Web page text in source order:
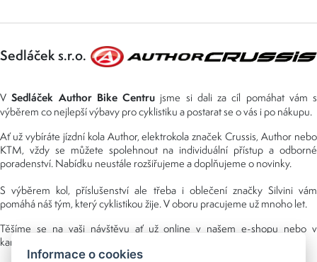
Sedláček s.r.o.
VSedláček Author Bike Centru jsme si dali za cíl pomáhat vám s
výběrem co nejlepší výbavy pro cyklistiku a postarat se o vás i po nákupu.
Ať už vybíráte jízdní kola Author, elektrokola značek Crussis, Author nebo
KTM, vždy se můžete spolehnout na individuální přístup a odborné
poradenství. Nabídku neustále rozšiřujeme a doplňujeme o novinky.
S výběrem kol, příslušenství ale třeba i oblečení značky Silvini vám
pomáhá náš tým, který cyklistikou žije. V oboru pracujeme už mnoho let.
Těšíme se na vaši návštěvu ať už online v našem e-shopu nebo v
kamenné prodejně, kterou najdete v NS (nákupní středisko) URAN.
Informace o cookies